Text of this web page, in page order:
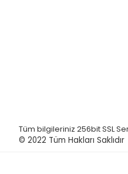
Tüm bilgileriniz 256bit SSL
© 2022 Tüm Hakları Saklıdır